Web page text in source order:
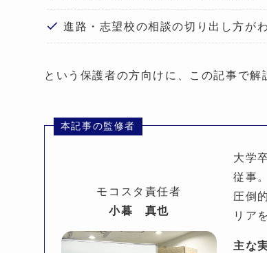
進路・志望校の相談の切り出し方が
という保護者の方向けに、この記事で解
本記事の監修者
モコスタ責任者
小暮 真也
大学
従事。
圧倒
リア
主な